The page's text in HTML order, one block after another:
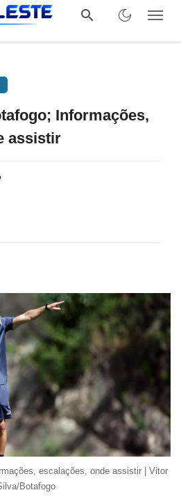
Informações,
assistir
escalações, onde assistir | Vitor
Botafogo